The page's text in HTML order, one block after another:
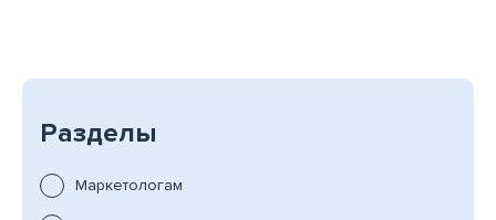
Разделы
Маркетологам